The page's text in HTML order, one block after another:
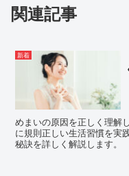
関連記事
新着
めまいの原因を正しく理解
に規則正しい生活習慣を実
秘訣を詳しく解説します。